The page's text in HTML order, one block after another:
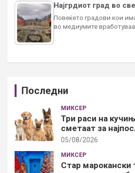
Најгрдиот град во
Повеќето градови кои
во медиумите
Последни
МИКСЕР
Три раси на
сметаат за
05/08/2026
МИКСЕР
Стар марокански